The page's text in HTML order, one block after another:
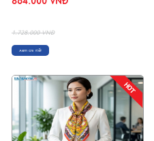
1.728.000 VNĐ
Xem chi tiết